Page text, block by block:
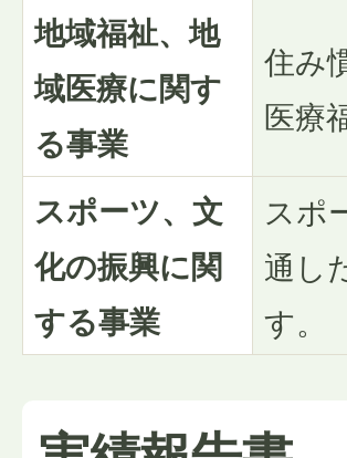
地域福祉、地
域医療に関す
る事業
住み
医療
スポーツ、文
化の振興に関
する事業
スポ
通し
す。